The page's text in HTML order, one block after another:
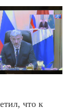
что к